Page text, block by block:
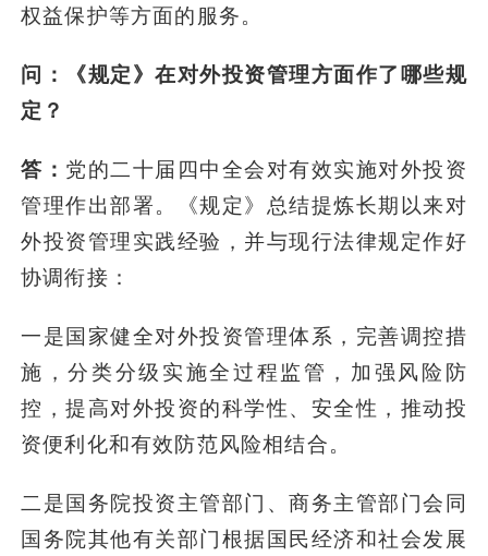
权益保护等方面的服务。
问：《规定》在对外投资管理方面作了哪些规
定？
答： 党的二十届四中全会对有效实施对外投资
管理作出部署。《规定》总结提炼长期以来对
外投资管理实践经验，并与现行法律规定作好
协调衔接：
一是国家健全对外投资管理体系，完善调控措
施，分类分级实施全过程监管，加强风险防
控，提高对外投资的科学性、安全性，推动投
资便利化和有效防范风险相结合。
二是国务院投资主管部门、商务主管部门会同
国务院其他有关部门根据国民经济和社会发展